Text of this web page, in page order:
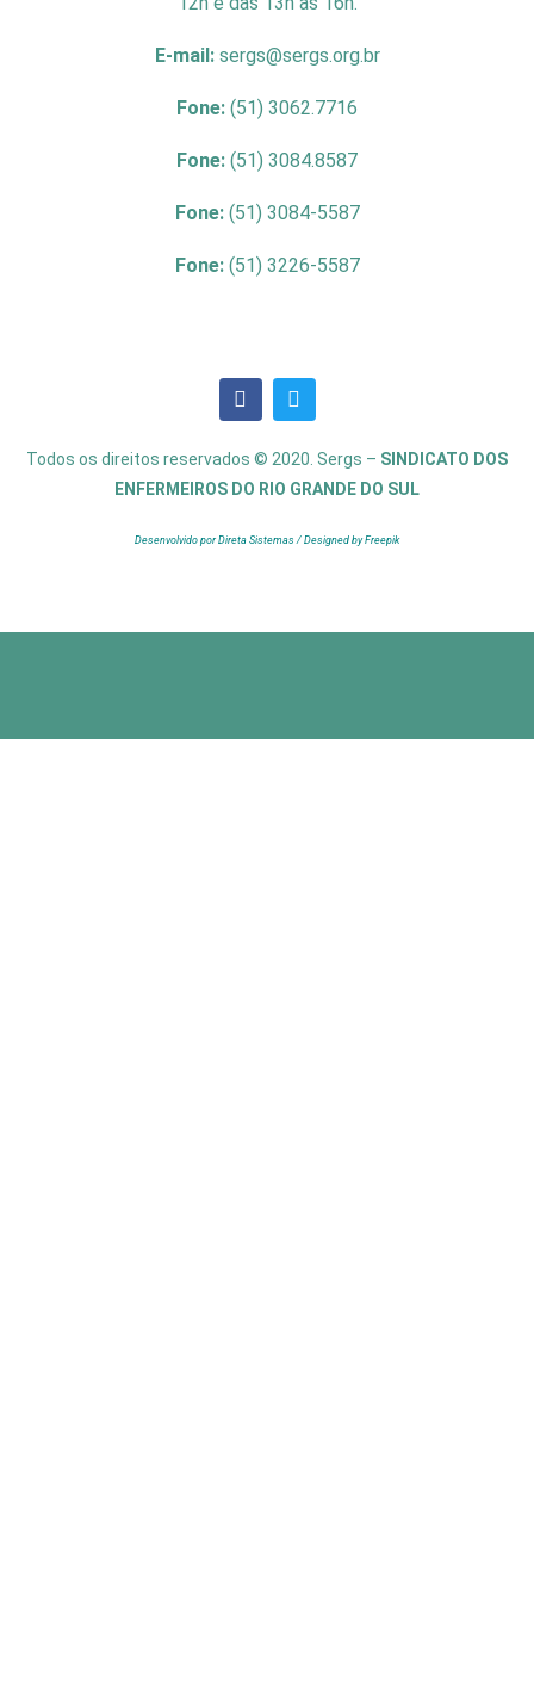
E-mail: sergs@sergs.org.br
Fone: (51) 3062.7716
Fone: (51) 3084.8587
Fone: (51) 3084-5587
Fone: (51) 3226-5587
Todos os direitos reservados © 2020. Sergs – SINDICATO DOS
ENFERMEIROS DO RIO GRANDE DO SUL
Desenvolvido por Direta Sistemas / Designed by Freepik